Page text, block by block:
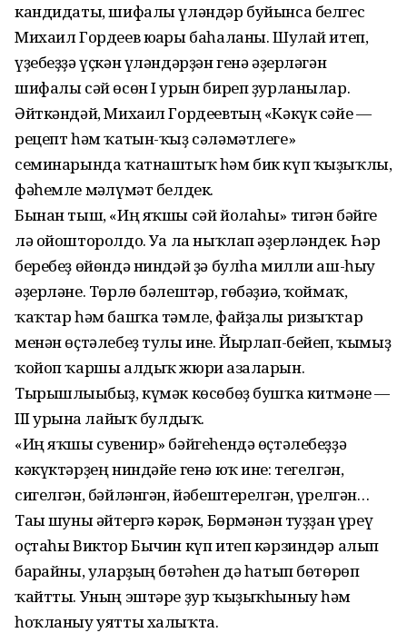
кандидаты, шифалы үләндәр буйынса белгес
Михаил Гордеев юғары баһаланы. Шулай итеп,
үҙебеҙҙә үҫкән үләндәрҙән генә әҙерләгән
шифалы сәй өсөн I урын биреп ҙурланылар.
Әйткәндәй, Михаил Гордеевтың «Кәкүк сәйе —
рецепт һәм ҡатын-ҡыҙ сәләмәтлеге»
семинарында ҡатнаштыҡ һәм бик күп ҡыҙыҡлы,
фәһемле мәғлүмәт белдек.
Бынан тыш, «Иң яҡшы сәй йолаһы» тигән бәйге
лә ойошторолдо. Уға ла ныҡлап әҙерләндек. Һәр
беребеҙ өйөндә ниндәй ҙә булһа милли аш-һыу
әҙерләне. Төрлө бәлештәр, гөбәҙиә, ҡоймаҡ,
ҡаҡтар һәм башҡа тәмле, файҙалы ризыҡтар
менән өҫтәлебеҙ тулы ине. Йырлап-бейеп, ҡымыҙ
ҡойоп ҡаршы алдыҡ жюри ағзаларын.
Тырышлығыбыҙ, күмәк көсөбөҙ бушҡа китмәне —
III урынға лайыҡ булдыҡ.
«Иң яҡшы сувенир» бәйгеһендә өҫтәлебеҙҙә
кәкүктәрҙең ниндәйе генә юҡ ине: тегелгән,
сигелгән, бәйләнгән, йәбештерелгән, үрелгән…
Тағы шуны әйтергә кәрәк, Бөрмәнән туҙҙан үреү
оҫтаһы Виктор Бычин күп итеп кәрзиндәр алып
барғайны, уларҙың бөтәһен дә һатып бөтөрөп
ҡайтты. Уның эштәре ҙур ҡыҙыҡһыныу һәм
һоҡланыу уятты халыҡта.